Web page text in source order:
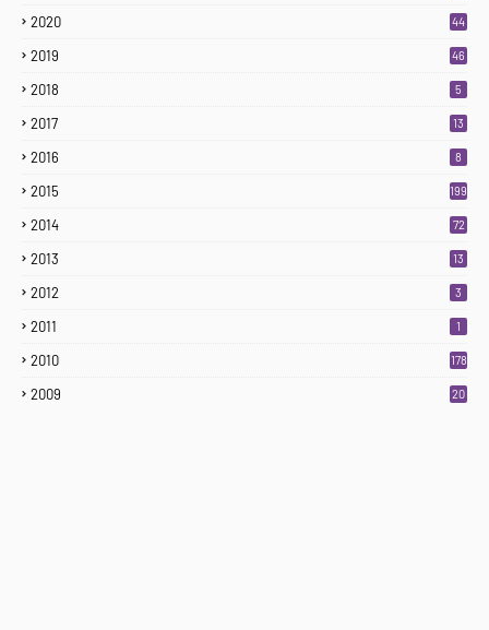
2020 44
2019 46
2018 5
2017 13
2016 8
2015 199
2014 72
2013 13
2012 3
2011 1
2010 178
2009 20